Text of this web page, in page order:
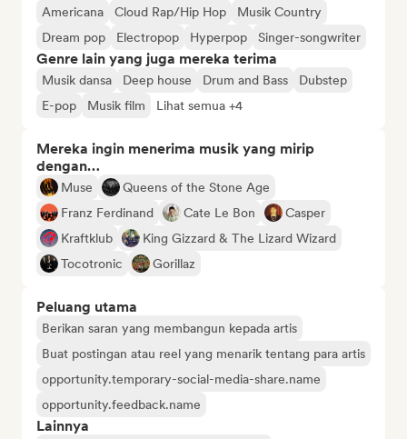
Americana Cloud Rap/Hip Hop
Musik Country
Dream pop
Electropop Hyperpop Singer-songwriter
Genre lain yang juga mereka terima
Musik dansa Deep house Drum and Bass
Dubstep
E-pop
Musik film Lihat semua +4
Mereka ingin menerima musik yang mirip
dengan…
Muse
Queens of the Stone Age
Franz Ferdinand
Cate Le Bon
Casper
Kraftklub
King Gizzard & The Lizard Wizard
Tocotronic
Gorillaz
Peluang utama
Berikan saran yang membangun kepada artis
Buat postingan atau reel yang menarik tentang para artis
opportunity.temporary-social-media-share.name
opportunity.feedback.name
Lainnya